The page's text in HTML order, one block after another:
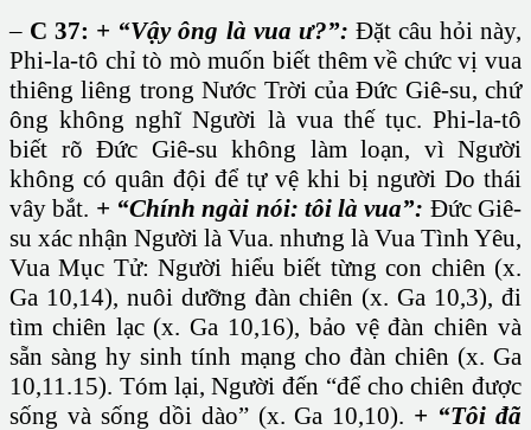
– C 37: + “Vậy ông là vua ư?”: Đặt câu hỏi này,
Phi-la-tô chỉ tò mò muốn biết thêm về chức vị vua
thiêng liêng trong Nước Trời của Đức Giê-su, chứ
ông không nghĩ Người là vua thế tục. Phi-la-tô
biết rõ Đức Giê-su không làm loạn, vì Người
không có quân đội để tự vệ khi bị người Do thái
vây bắt. + “Chính ngài nói: tôi là vua”: Đức Giê-
su xác nhận Người là Vua. nhưng là Vua Tình Yêu,
Vua Mục Tử: Người hiểu biết từng con chiên (x.
Ga 10,14), nuôi dưỡng đàn chiên (x. Ga 10,3), đi
tìm chiên lạc (x. Ga 10,16), bảo vệ đàn chiên và
sẵn sàng hy sinh tính mạng cho đàn chiên (x. Ga
10,11.15). Tóm lại, Người đến “để cho chiên được
sống và sống dồi dào” (x. Ga 10,10). + “Tôi đã